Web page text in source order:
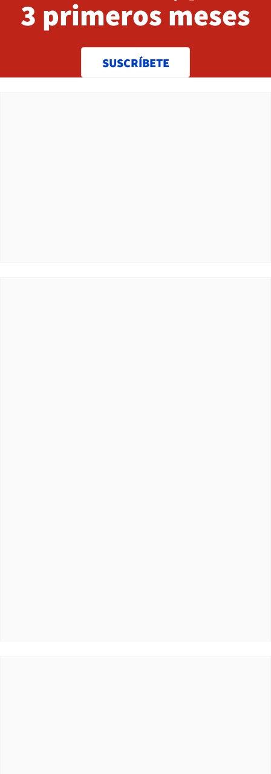
3 primeros meses
SUSCRÍBETE